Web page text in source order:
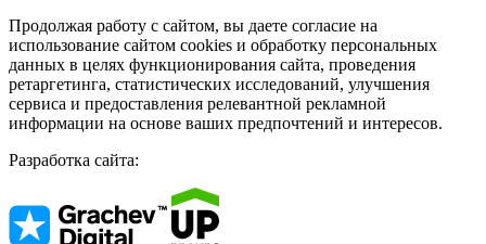
Продолжая работу с сайтом, вы даете согласие на
использование сайтом cookies и обработку персональных
данных в целях функционирования сайта, проведения
ретаргетинга, статистических исследований, улучшения
сервиса и предоставления релевантной рекламной
информации на основе ваших предпочтений и интересов.
Разработка сайта: